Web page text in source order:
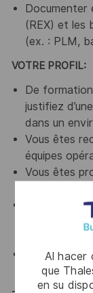
Al hacer
que
en su
Documenter
(REX) et les
(ex. : PLM,
VOTRE PROFIL:
De
justifiez
dans un
Vous êtes
équipes
Vous êtes
Vous êtes
contribution
Vous êtes
preuve de